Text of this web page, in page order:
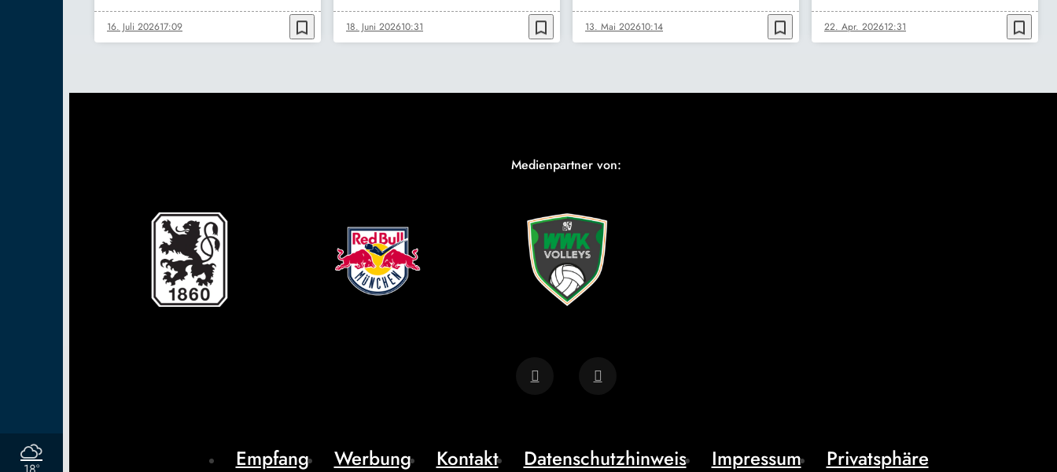
16. Juli 202617:09 bookmark_border 18. Juni 202610:31 bookmark_border 13. Mai 202610:14 bookmark_border 22. Apr. 202612:31 bookmark_border
Medienpartner von:
Empfang Werbung Kontakt Datenschutzhinweis Impressum Privatsphäre